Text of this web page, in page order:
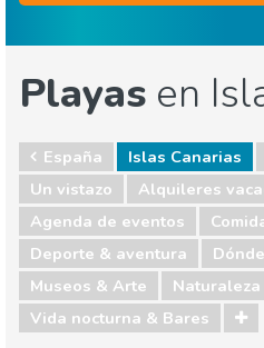
Playas en
España
Islas Canarias
Un vistazo
Alquileres
Agenda de eventos
Deporte & aventura
Museos & Arte
Vida nocturna & Bares